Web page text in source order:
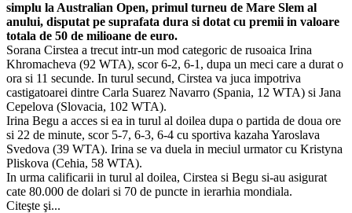
simplu la Australian Open, primul turneu de Mare Slem al
anului, disputat pe suprafata dura si dotat cu premii in valoare
totala de 50 de milioane de euro.
Sorana Cirstea a trecut intr-un mod categoric de rusoaica Irina
Khromacheva (92 WTA), scor 6-2, 6-1, dupa un meci care a durat o
ora si 11 secunde. In turul secund, Cirstea va juca impotriva
castigatoarei dintre Carla Suarez Navarro (Spania, 12 WTA) si Jana
Cepelova (Slovacia, 102 WTA).
Irina Begu a acces si ea in turul al doilea dupa o partida de doua ore
si 22 de minute, scor 5-7, 6-3, 6-4 cu sportiva kazaha Yaroslava
Svedova (39 WTA). Irina se va duela in meciul urmator cu Kristyna
Pliskova (Cehia, 58 WTA).
In urma calificarii in turul al doilea, Cirstea si Begu si-au asigurat
cate 80.000 de dolari si 70 de puncte in ierarhia mondiala.
Citeşte şi...